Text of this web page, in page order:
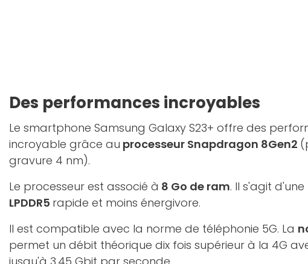
Des performances incroyables
Le smartphone Samsung Galaxy S23+ offre des
incroyable grâce au processeur Snapdragon 8Gen2
gravure 4 nm).
Le processeur est associé à 8 Go de ram. Il s'agit
LPDDR5 rapide et moins énergivore.
Il est compatible avec la norme de téléphonie 5G. La
permet un débit théorique dix fois supérieur à la 4G